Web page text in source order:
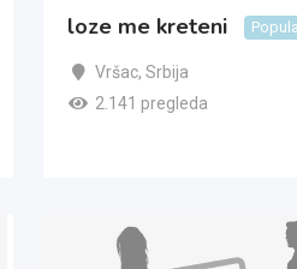
loze me kreteni
Vršac, Srbija
2.141 pregleda